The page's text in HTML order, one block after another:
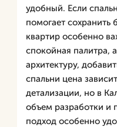
удобный. Если
помогает
квартир особенно
спокойная палитра,
архитектуру,
спальни цена
детализации, но в
объем разработки и
подход особенно